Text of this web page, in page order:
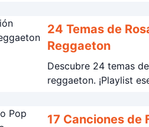
24 Temas de
Reggaeton
Descubre 24 temas
reggaeton. ¡Playlist
17 Canciones de